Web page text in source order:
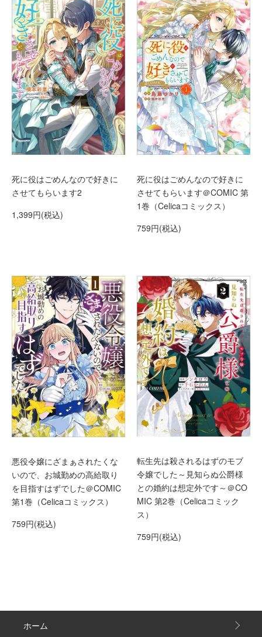
死に役はごめんなので好きに
させてもらいます2
1,399円(税込)
死に役はごめんなので好きに
させてもらいます＠COMIC 第
1巻（Celicaコミックス）
759円(税込)
悪役令嬢にざまぁされたくな
いので、お城勤めの高給取り
を目指すはずでした＠COMIC
第1巻（Celicaコミックス）
759円(税込)
転生先は殺されるはずのモブ
令嬢でした～見知らぬ公爵様
との婚約は想定外です～＠CO
MIC 第2巻（Celicaコミック
ス）
759円(税込)
ホーム